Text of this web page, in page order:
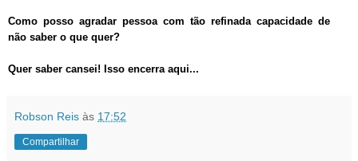
Como posso agradar pessoa com tão refinada capacidade de
não saber o que quer?
Quer saber cansei! Isso encerra aqui...
Robson Reis às 17:52
Compartilhar